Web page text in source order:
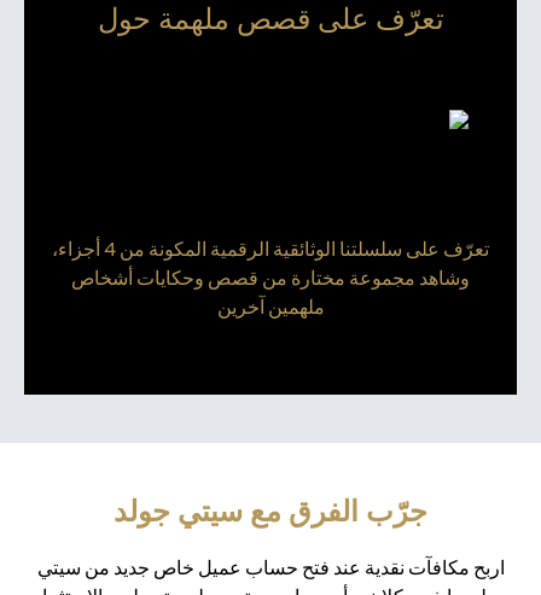
تعرّف على قصص ملهمة حول
تعرّف على سلسلتنا الوثائقية الرقمية المكونة من 4 أجزاء،
وشاهد مجموعة مختارة من قصص وحكايات أشخاص
ملهمين آخرين
جرّب الفرق مع سيتي جولد
اربح مكافآت نقدية عند فتح حساب عميل خاص جديد من سيتي